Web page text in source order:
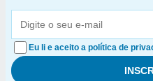
Eu li e aceito a política de